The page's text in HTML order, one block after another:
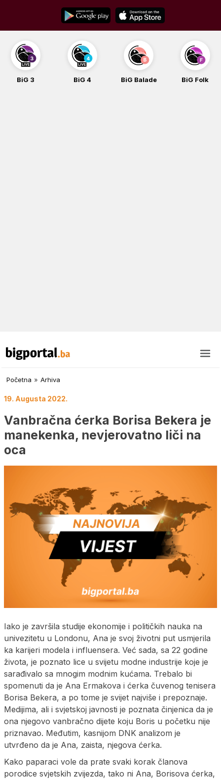
content
BiG 3 BiG 4 BiG Balade BiG Folk
Početna » Arhiva
19. Augusta 2022.
Vanbračna ćerka Borisa Bekera je
manekenka, nevjerovatno liči na
oca
Iako je završila studije ekonomije i političkih nauka na
univezitetu u Londonu, Ana je svoj životni put usmjerila
ka karijeri modela i influensera. Već sada, sa 22 godine
života, je poznato lice u svijetu modne industrije koje je
sarađivalo sa mnogim modnim kućama. Trebalo bi
spomenuti da je Ana Ermakova i ćerka čuvenog tenisera
Borisa Bekera, a po tome je svijet najviše i prepoznaje.
Medijima, ali i svjetskoj javnosti je poznata činjenica da je
ona njegovo vanbračno dijete koju Boris u početku nije
priznavao. Međutim, kasnijom DNK analizom je
utvrđeno da je Ana, zaista, njegova ćerka.
Kako paparaci vole da prate svaki korak članova
porodice svjetskih zvijezda, tako ni Ana, Borisova ćerka,